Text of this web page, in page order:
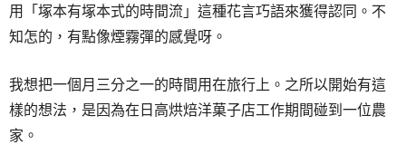
用「塚本有塚本式的時間流」這種花言巧語來獲得認同。不
知怎的，有點像煙霧彈的感覺呀。
我想把一個月三分之一的時間用在旅行上。之所以開始有這
樣的想法，是因為在日高烘焙洋菓子店工作期間碰到一位農
家。